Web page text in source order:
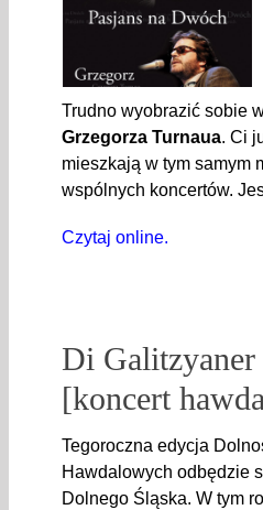
Trudno wyobrazić sobie
Grzegorza Turnaua. Ci
mieszkają w tym samym
wspólnych koncertów.
Czytaj online.
Di
[koncert
Tegoroczna edycja
Hawdalowych odbędzie
Dolnego Śląska. W tym